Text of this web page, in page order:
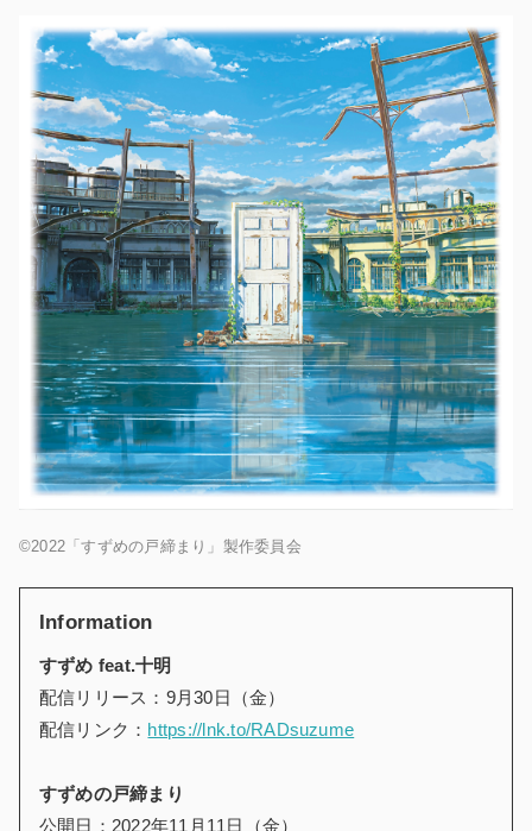
©2022「すずめの戸締まり」製作委員会
Information
すずめ feat.十明
配信リリース：9月30日（金）
配信リンク： https://lnk.to/RADsuzume
すずめの戸締まり
公開日：2022年11月11日（金）